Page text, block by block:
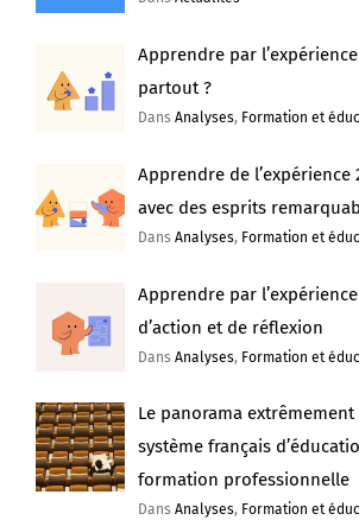
Apprendre par l’expérience
partout ?
DansAnalyses, Formation et
Apprendre de l’expérience
avec des esprits
DansAnalyses, Formation et
Apprendre par
d’action et de réflexion
DansAnalyses, Formation et
Le panorama
système français
formation professionnelle
DansAnalyses, Formation et